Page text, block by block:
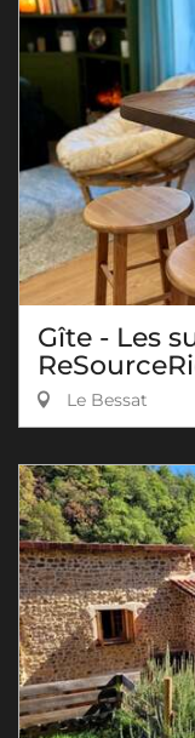
Gîte - Les
Le Bessat